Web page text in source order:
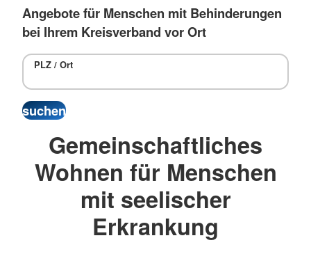
Angebote für Menschen mit Behinderungen
bei Ihrem Kreisverband vor Ort
PLZ / Ort
Gemeinschaftliches
Wohnen für Menschen
mit seelischer
Erkrankung